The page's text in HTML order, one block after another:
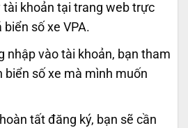
tài khoản tại trang web trực
số xe VPA.
nhập vào tài khoản, bạn tham
biển số xe mà mình muốn
tất đăng ký, bạn sẽ cần